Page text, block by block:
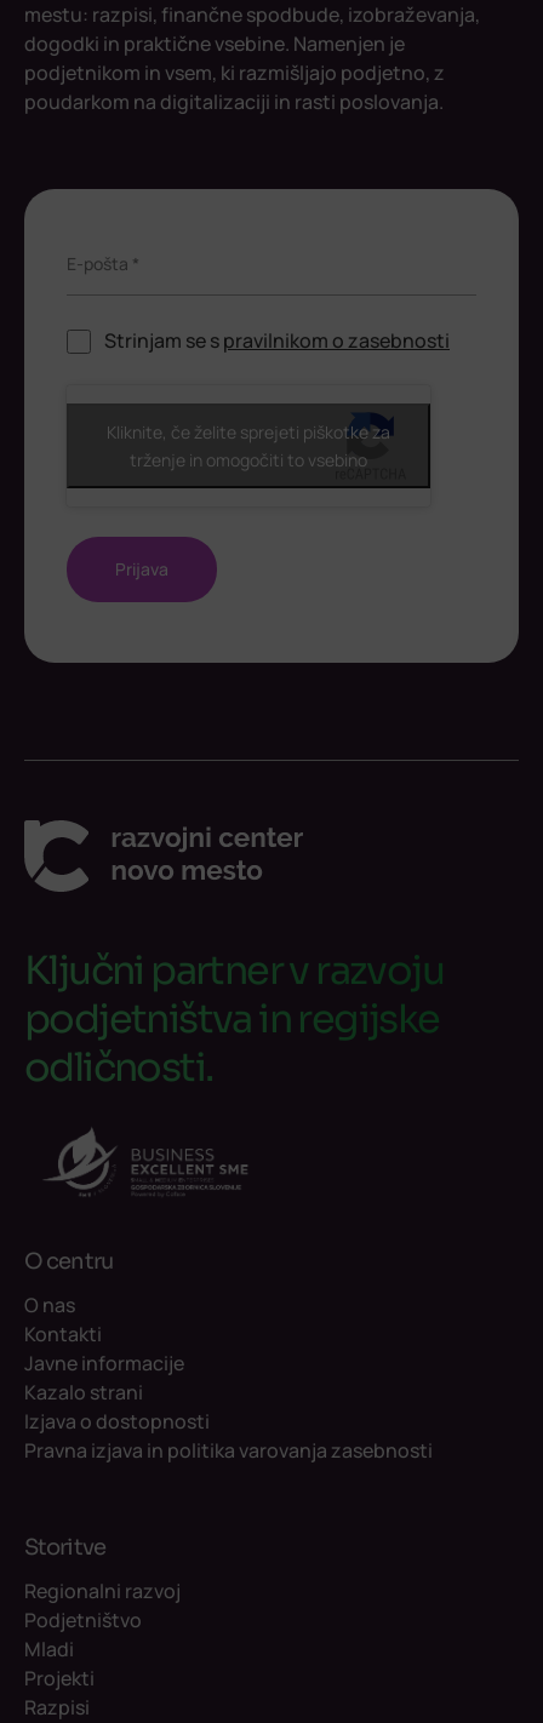
mestu: razpisi, finančne spodbude, izobraževanja,
dogodki in praktične vsebine. Namenjen je
podjetnikom in vsem, ki razmišljajo podjetno, z
poudarkom na digitalizaciji in rasti poslovanja.
E-pošta *
Strinjam se spravilnikom o zasebnosti
ReCaptcha
Kliknite, če želite sprejeti piškotke za
trženje in omogočiti to vsebino
Ključni partner v razvoju
podjetništva in regijske
odličnosti.
O centru
O nas
Kontakti
Javne informacije
Kazalo strani
Izjava o dostopnosti
Pravna izjava in politika varovanja zasebnosti
Storitve
Regionalni razvoj
Podjetništvo
Mladi
Projekti
Razpisi